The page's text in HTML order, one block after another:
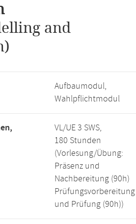
and
Aufbaumodul,
Wahlpflichtmodul
VL/UE 3 SWS,
180 Stunden
(Vorlesung/Übung:
Präsenz und
Nachbereitung (90h)
Prüfungsvorbereitung
und Prüfung (90h))